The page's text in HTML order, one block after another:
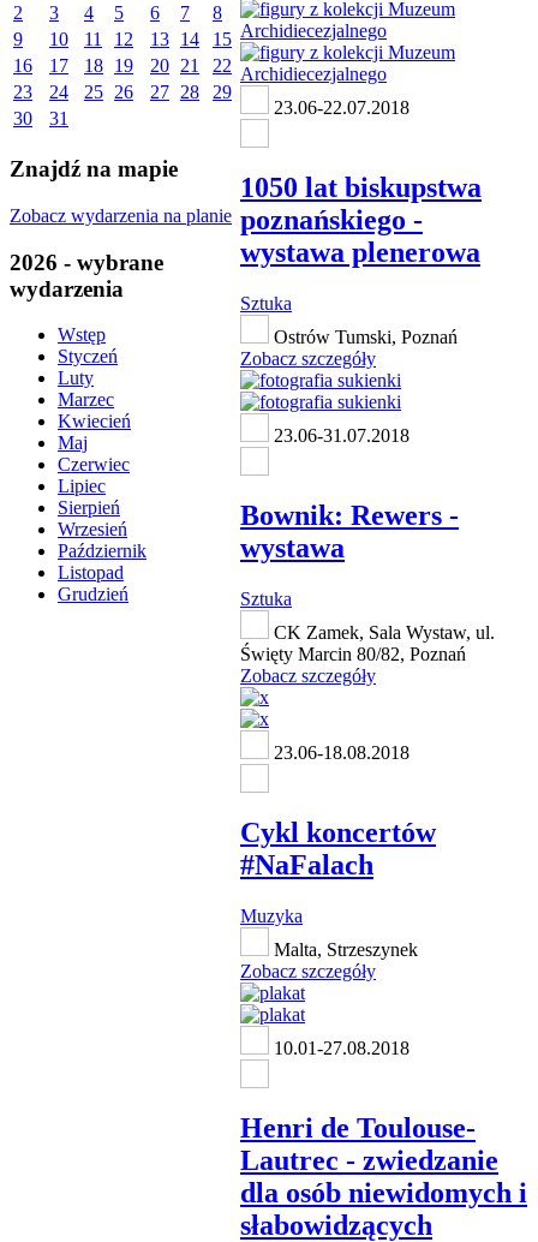
2
3 4 5 6 7
8
9
10 11 12 13 14
15
16
17 18 19 20 21
22
23
24 25 26 27 28
29
30
31
Znajdź na mapie
Zobacz wydarzenia na planie
2026 - wybrane
wydarzenia
Wstęp
Styczeń
Luty
Marzec
Kwiecień
Maj
Czerwiec
Lipiec
Sierpień
Wrzesień
Październik
Listopad
Grudzień
23.06-22.07.2018
1050 lat biskupstwa
poznańskiego -
wystawa plenerowa
Sztuka
Ostrów Tumski, Poznań
Zobacz szczegóły
23.06-31.07.2018
Bownik: Rewers -
wystawa
Sztuka
CK Zamek, Sala Wystaw, ul.
Święty Marcin 80/82, Poznań
Zobacz szczegóły
23.06-18.08.2018
Cykl koncertów
#NaFalach
Muzyka
Malta, Strzeszynek
Zobacz szczegóły
10.01-27.08.2018
Henri de Toulouse-
Lautrec - zwiedzanie
dla osób niewidomych i
słabowidzących